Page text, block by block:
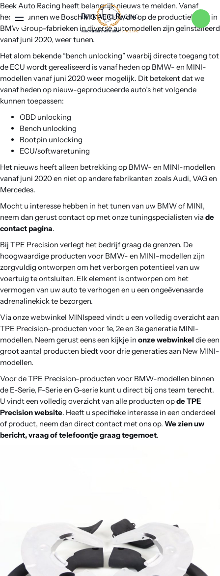
Menu
Home
Services
Merken
Nieuws
Over ons
Contact
Beek Auto Racing heeft belangrijk nieuws te melden. Vanaf
heden kunnen we Bosch MG1-ECU’s, die op de productielijnen in
BMW Group-fabrieken in diverse automodellen zijn geïnstalleerd
vanaf juni 2020, weer tunen.
Het alom bekende “bench unlocking” waarbij directe toegang tot
de ECU wordt gerealiseerd is vanaf heden op BMW- en MINI-
modellen vanaf juni 2020 weer mogelijk. Dit betekent dat we
vanaf heden op nieuw-geproduceerde auto’s het volgende
kunnen toepassen:
OBD unlocking
Bench unlocking
Bootpin unlocking
ECU/softwaretuning
Het nieuws heeft alleen betrekking op BMW- en MINI-modellen
vanaf juni 2020 en niet op andere fabrikanten zoals Audi, VAG en
Mercedes.
Mocht u interesse hebben in het tunen van uw BMW of MINI,
neem dan gerust contact op met onze tuningspecialisten via de
contact pagina.
Bij TPE Precision verlegt het bedrijf graag de grenzen. De
hoogwaardige producten voor BMW- en MINI-modellen zijn
zorgvuldig ontworpen om het verborgen potentieel van uw
voertuig te ontsluiten. Elk element is ontworpen om het
vermogen van uw auto te verhogen en u een ongeëvenaarde
adrenalinekick te bezorgen.
Via onze webwinkel MINIspeed vindt u een volledig overzicht aan
TPE Precision-producten voor 1e, 2e en 3e generatie MINI-
modellen. Neem gerust eens een kijkje in onze webwinkeldie een
groot aantal producten biedt voor drie generaties aan New MINI-
modellen.
Voor de TPE Precision-producten voor BMW-modellen binnen
de E-Serie, F-Serie en G-serie kunt u direct bij ons team terecht.
U vindt een volledig overzicht van alle producten opde TPE
Precision website. Heeft u specifieke interesse in een onderdeel
of product, neem dan direct contact met ons op. We zien uw
bericht, vraag of telefoontje graag tegemoet.